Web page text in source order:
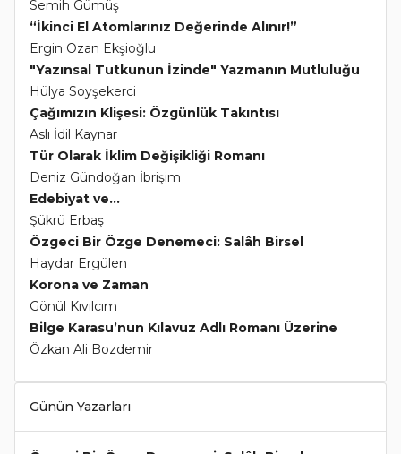
Semih Gümüş
“İkinci El Atomlarınız Değerinde Alınır!”
Ergin Ozan Ekşioğlu
"Yazınsal Tutkunun İzinde" Yazmanın Mutluluğu
Hülya Soyşekerci
Çağımızın Klişesi: Özgünlük Takıntısı
Aslı İdil Kaynar
Tür Olarak İklim Değişikliği Romanı
Deniz Gündoğan İbrişim
Edebiyat ve...
Şükrü Erbaş
Özgeci Bir Özge Denemeci: Salâh Birsel
Haydar Ergülen
Korona ve Zaman
Gönül Kıvılcım
Bilge Karasu’nun Kılavuz Adlı Romanı Üzerine
Özkan Ali Bozdemir
Günün Yazarları